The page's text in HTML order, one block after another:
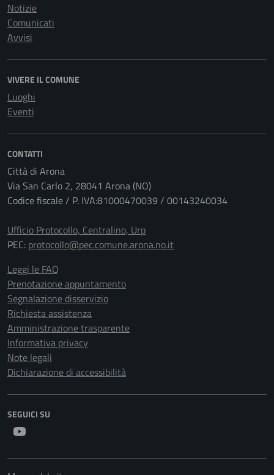
Notizie
Comunicati
Avvisi
VIVERE IL COMUNE
Luoghi
Eventi
CONTATTI
Città di Arona
Via San Carlo 2, 28041 Arona (NO)
Codice fiscale / P. IVA:81000470039 / 00143240034
Ufficio Protocollo, Centralino, Urp
PEC: protocollo@pec.comune.arona.no.it
Leggi le FAQ
Prenotazione appuntamento
Segnalazione disservizio
Richiesta assistenza
Amministrazione trasparente
Informativa privacy
Note legali
Dichiarazione di accessibilità
SEGUICI SU